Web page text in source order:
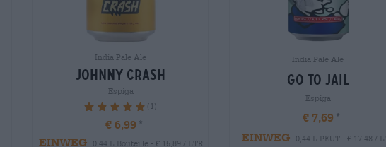
India Pale Ale
johnny crash
Espiga
100% (1)
€ 6,99
EINWEG
0,44 L Bouteille - € 15,89 / LTR
India Pale Ale
go to jail
Espiga
€ 7,69
EINWEG
0,44 L PEUT - € 17,48 /